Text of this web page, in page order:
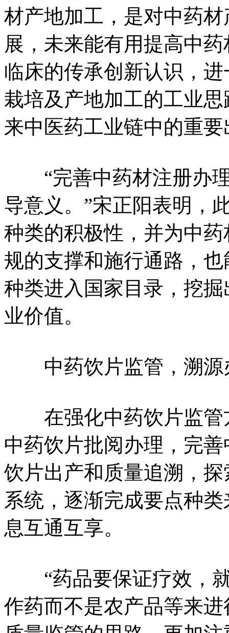
材产地加工，是对中药
展，未来能有用提高中
临床的传承创新认识，
栽培及产地加工的工业
来中医药工业链中的重
“完善中药材注册办理
导意义。”宋正阳表明，
种类的积极性，并为中
规的支撑和施行通路，
种类进入国家目录，挖
业价值。
中药饮片监管，溯源
在强化中药饮片监管
中药饮片批阅办理，完
饮片出产和质量追溯，
系统，逐渐完成要点种
息互通互享。
“药品要保证疗效，就
作药而不是农产品等来